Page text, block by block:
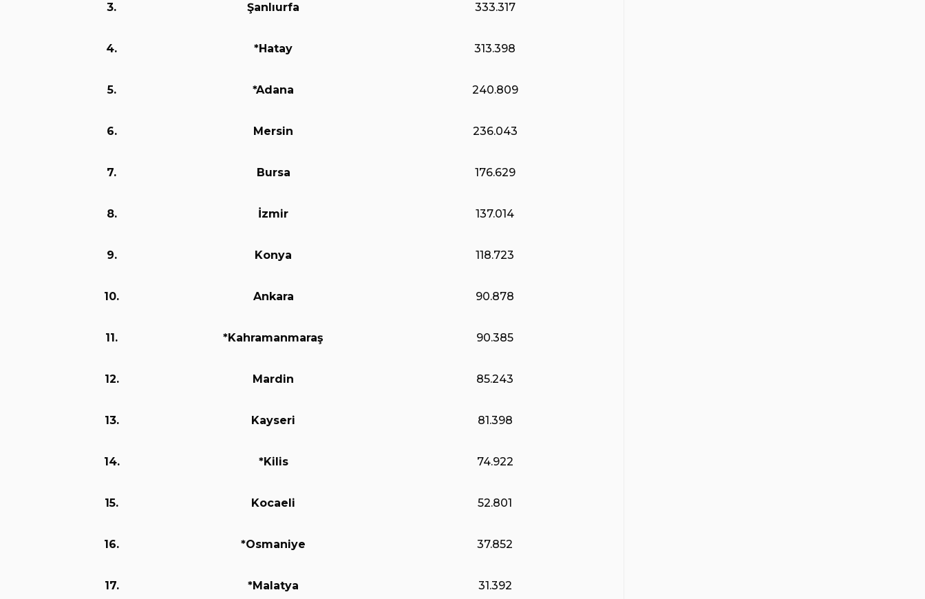
3. Şanlıurfa 333.317
4. *Hatay 313.398
5. *Adana 240.809
6. Mersin 236.043
7. Bursa 176.629
8. İzmir 137.014
9. Konya 118.723
10. Ankara 90.878
11. *Kahramanmaraş 90.385
12. Mardin 85.243
13. Kayseri 81.398
14. *Kilis 74.922
15. Kocaeli 52.801
16. *Osmaniye 37.852
17. *Malatya 31.392